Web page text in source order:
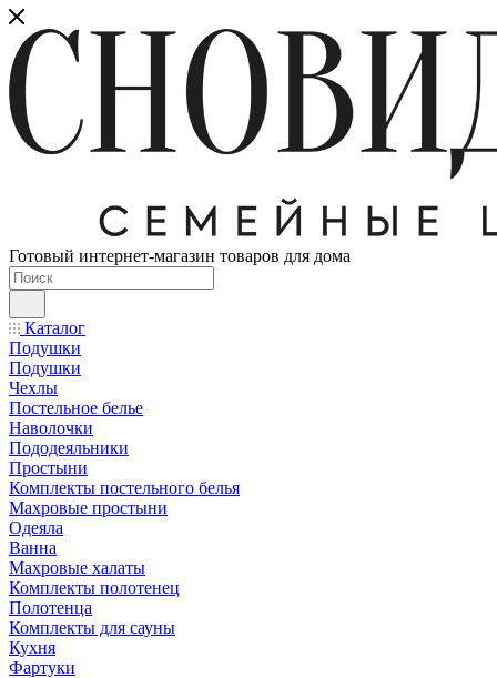
Готовый интернет-магазин товаров для дома
Каталог
Подушки
Подушки
Чехлы
Постельное белье
Наволочки
Пододеяльники
Простыни
Комплекты постельного белья
Махровые простыни
Одеяла
Ванна
Махровые халаты
Комплекты полотенец
Полотенца
Комплекты для сауны
Кухня
Фартуки